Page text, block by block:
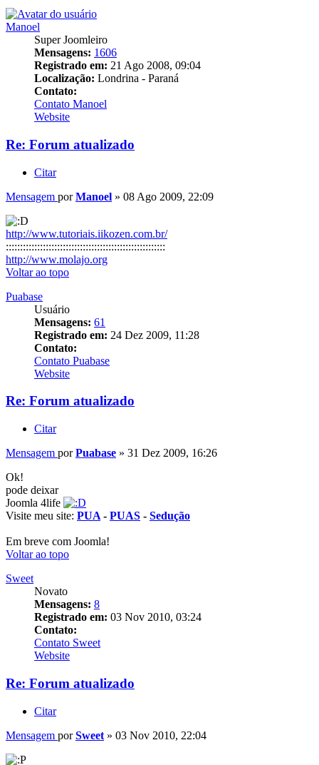
Manoel
Super Joomleiro
Mensagens: 1606
Registrado em: 21 Ago 2008, 09:04
Localização: Londrina - Paraná
Contato:
Contato Manoel
Website
Re: Forum atualizado
Citar
Mensagem porManoel » 08 Ago 2009, 22:09
http://www.tutoriais.iikozen.com.br/
::::::::::::::::::::::::::::::::::::::::::::::::::::::::
http://www.molajo.org
Voltar ao topo
Puabase
Usuário
Mensagens: 61
Registrado em: 24 Dez 2009, 11:28
Contato:
Contato Puabase
Website
Re: Forum atualizado
Citar
Mensagem porPuabase » 31 Dez 2009, 16:26
Ok!
pode deixar
Joomla 4life
Visite meu site: PUA - PUAS - Sedução
Em breve com Joomla!
Voltar ao topo
Sweet
Novato
Mensagens: 8
Registrado em: 03 Nov 2010, 03:24
Contato:
Contato Sweet
Website
Re: Forum atualizado
Citar
Mensagem porSweet » 03 Nov 2010, 22:04